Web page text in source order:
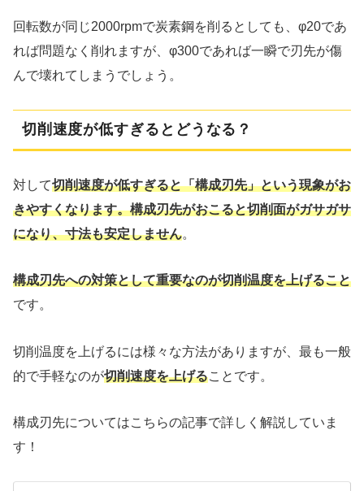
回転数が同じ2000rpmで炭素鋼を削るとしても、φ20であ
れば問題なく削れますが、φ300であれば一瞬で刃先が傷
んで壊れてしまうでしょう。
切削速度が低すぎるとどうなる？
対して切削速度が低すぎると「構成刃先」という現象がお
きやすくなります。構成刃先がおこると切削面がガサガサ
になり、寸法も安定しません。
構成刃先への対策として重要なのが切削温度を上げること
です。
切削温度を上げるには様々な方法がありますが、最も一般
的で手軽なのが切削速度を上げることです。
構成刃先についてはこちらの記事で詳しく解説していま
す！